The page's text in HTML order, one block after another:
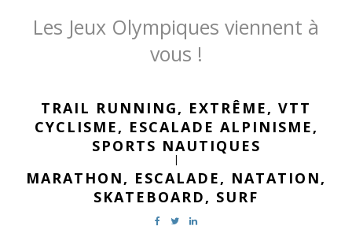
Les Jeux Olympiques viennent à
vous !
TRAIL RUNNING, EXTRÊME, VTT
CYCLISME, ESCALADE ALPINISME,
SPORTS NAUTIQUES
|
MARATHON, ESCALADE, NATATION,
SKATEBOARD, SURF